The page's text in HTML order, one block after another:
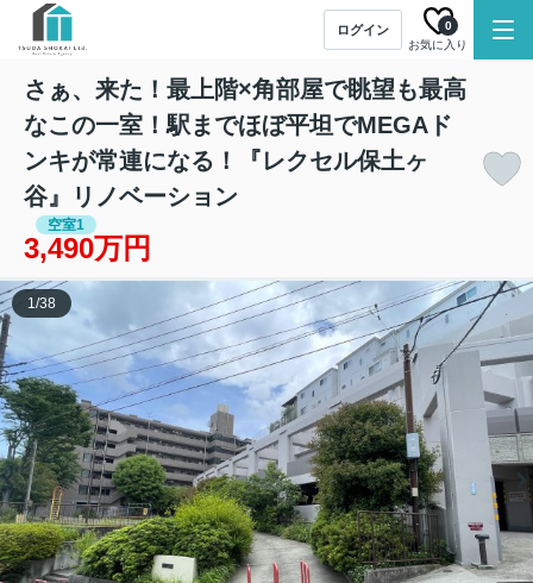
ログイン
お気に入り
0
さぁ、来た！最上階×角部屋で眺望も最高
なこの一室！駅までほぼ平坦でMEGAド
ンキが常連になる！『レクセル保土ヶ
谷』リノベーション
空室1
3,490万円
1/38